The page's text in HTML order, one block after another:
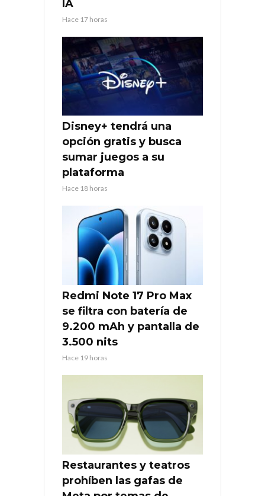
IA
Hace 17 horas
Disney+ tendrá una
opción gratis y busca
sumar juegos a su
plataforma
Hace 18 horas
Redmi Note 17 Pro Max
se filtra con batería de
9.200 mAh y pantalla de
3.500 nits
Hace 19 horas
Restaurantes y teatros
prohíben las gafas de